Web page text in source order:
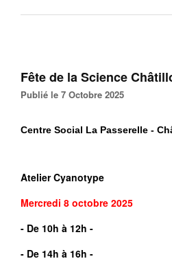
Fête de la Science
Publié le 7 Octobre 2025
Centre Social La Passerelle -
Atelier Cyanotype
Mercredi 8 octobre 2025
- De 10h à 12h -
- De 14h à 16h -